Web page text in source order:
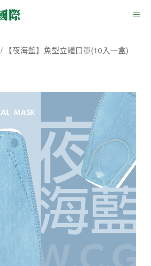
/ 【夜海藍】魚型立體口罩(10入一盒)